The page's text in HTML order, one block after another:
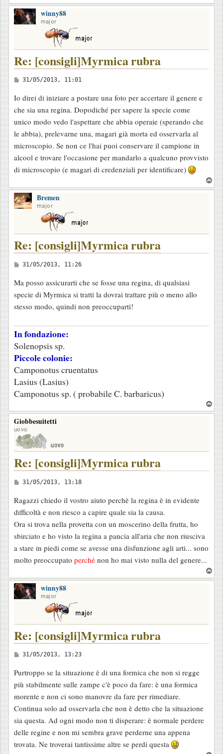
o
winny88
major
Re: [consigli]Myrmica rubra
M
s
s
a
g
g
i
o
31/05/2013, 11:01
Io direi di iniziare a postare una foto per accertare il genere e
che sia una regina. Dopodiché per sapere la specie come
unico modo vedo l'aspettare che abbia operaie (sperando che
le abbia), prelevarne una, magari già morta ed osservarla al
microscopio. Se non ce l'hai puoi conservare il campione in
alcool e trovare l'occasione per mandarlo a qualcuno provvisto
di microscopio (e magari di credenziali per identificare)
o
Bremen
major
Re: [consigli]Myrmica rubra
M
s
s
a
g
i
o
31/05/2013, 11:26
Ma posso assicurarti che se fosse una regina, di qualsiasi
specie di Myrmica si tratti la dovrai trattare più o meno allo
stesso modo, quindi non preoccuparti!
In fondazione:
Solenopsis sp.
Piccole colonie:
Camponotus cruentatus
Lasius (Lasius)
Camponotus sp. ( probabile C. barbaricus)
o
Giobbesuitetti
uovo
Re: [consigli]Myrmica rubra
M
s
s
a
g
g
i
o
31/05/2013, 13:18
Ragazzi chiedo il vostro aiuto perchè la regina è in evidente
difficoltà e non riesco a capire quale sia la causa.
Ora si trova nella provetta con un moscerino della frutta, ho
sbirciato e ho visto la regina a pancia all'aria che non riusciva
a stare in piedi come se avesse una disfunzione agli arti... sono
molto preoccupato perché non ho mai visto nulla del genere...
o
winny88
major
Re: [consigli]Myrmica rubra
M
s
s
a
g
g
i
o
31/05/2013, 13:23
Purtroppo se la situazione è di una formica che non si regge
più stabilmente sulle zampe c'è poco da fare: è una formica
morente e non ci sono manovre da fare per rimediare.
Continua solo ad osservarla che non è detto che la situazione
sia questa. Ad ogni modo non ti disperare: è normale perdere
delle regine e non mi sembra grave perderne una appena
trovata. Ne troverai tantissime altre se perdi questa